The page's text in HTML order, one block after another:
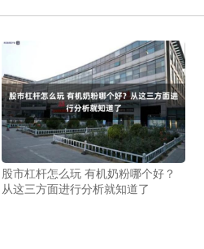
股市杠杆怎么玩 有机奶粉哪个好？
从这三方面进行分析就知道了